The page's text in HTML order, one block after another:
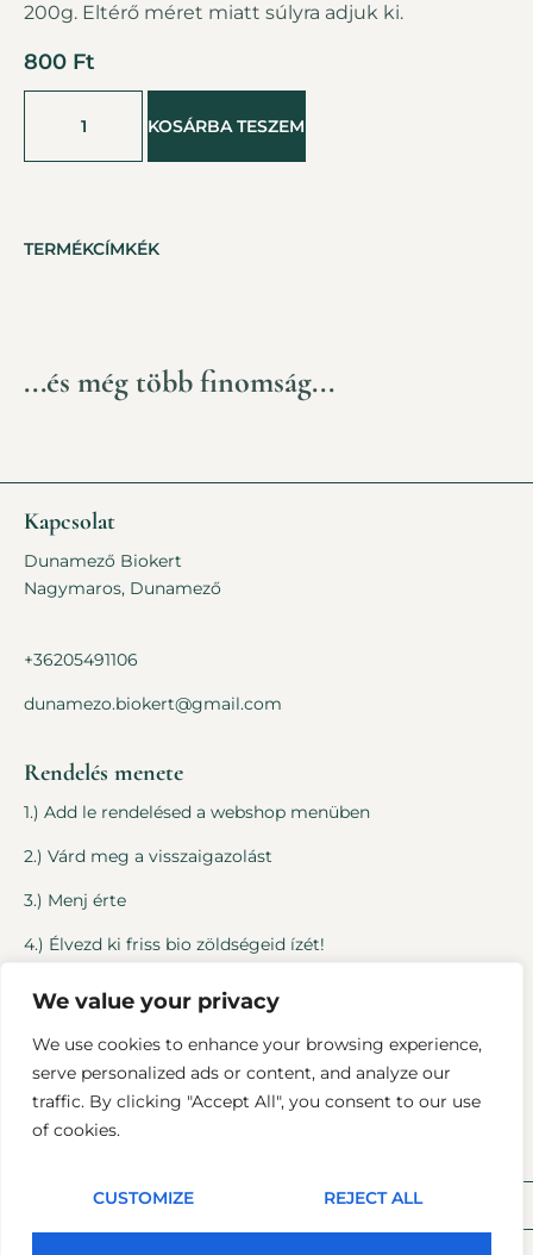
We value your privacy
We use cookies to enhance your browsing experience,
serve personalized ads or content, and analyze our
traffic. By clicking "Accept All", you consent to our use
of cookies.
CUSTOMIZE REJECT ALL
200g. Eltérő méret miatt súlyra adjuk ki.
800 Ft
KOSÁRBA TESZEM
TERMÉKCÍMKÉK
...és még több finomság...
Kapcsolat
Dunamező Biokert
Nagymaros, Dunamező
+36205491106
dunamezo.biokert@gmail.com
Rendelés menete
1.) Add le rendelésed a webshop menüben
2.) Várd meg a visszaigazolást
3.) Menj érte
4.) Élvezd ki friss bio zöldségeid ízét!
Jogi dolgok
Általános Szerződési Feltételek
Adatvédelmi tájékoztató